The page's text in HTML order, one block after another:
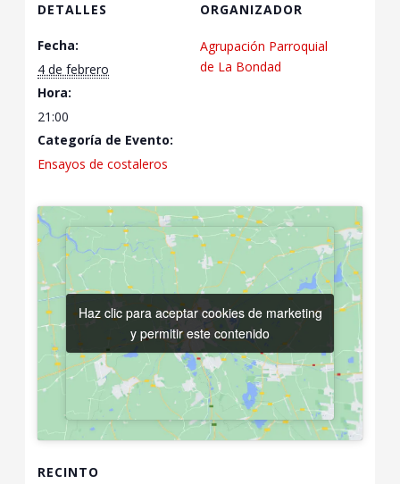
DETALLES
Fecha:
4 de febrero
Hora:
21:00
Categoría de Evento:
Ensayos de costaleros
ORGANIZADOR
Agrupación Parroquial
de La Bondad
RECINTO
Haz clic para aceptar cookies de marketing
y permitir este contenido
Haz clic para aceptar cookies de marketing
y permitir este contenido